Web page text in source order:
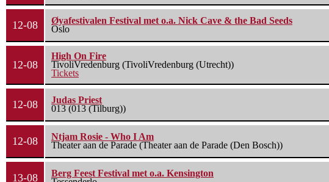
12-08
Øyafestivalen Festival met o.a. Nick Cave & the Bad Seeds
Oslo
12-08
High On Fire
TivoliVredenburg (TivoliVredenburg (Utrecht))
Tickets
12-08
Judas Priest
013 (013 (Tilburg))
12-08
Ntjam Rosie - Who I Am
Theater aan de Parade (Theater aan de Parade (Den Bosch))
13-08
Berg Feest Festival met o.a. Kensington